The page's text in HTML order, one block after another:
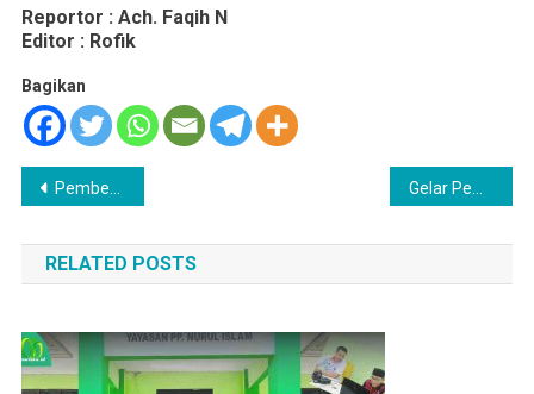
Reportor : Ach. Faqih N
Editor : Rofik
Bagikan
Navigasi
pos
Pemberian Raport MITA dan Anugerah Prestasi
RELATED POSTS